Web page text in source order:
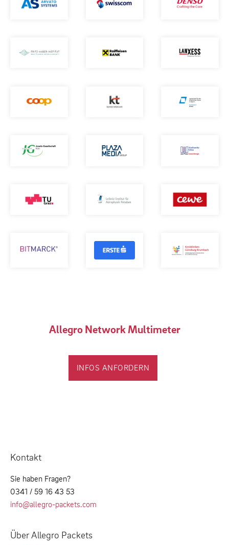
Allegro Network Multimeter
INFOS ANFORDERN
Kontakt
Sie haben Fragen?
0341 / 59 16 43 53
info@allegro-packets.com
Über Allegro Packets